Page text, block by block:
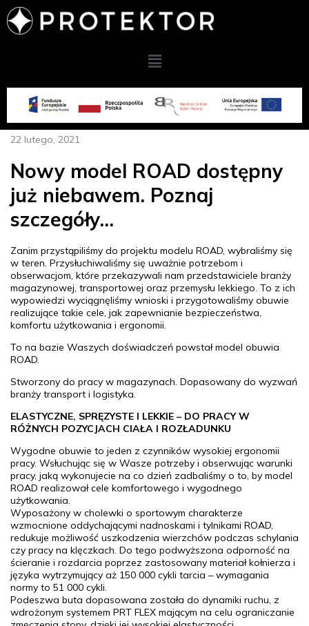
22 lutego, 2021
Nowy model ROAD dostępny
już niebawem. Poznaj
szczegóły…
Zanim przystąpiliśmy do projektu modelu ROAD, wybraliśmy się
w teren. Przysłuchiwaliśmy się uważnie potrzebom i
obserwacjom, które przekazywali nam przedstawiciele branży
magazynowej, transportowej oraz przemysłu lekkiego. To z ich
wypowiedzi wyciągnęliśmy wnioski i przygotowaliśmy obuwie
realizujące takie cele, jak zapewnianie bezpieczeństwa,
komfortu użytkowania i ergonomii.
To na bazie Waszych doświadczeń powstał model obuwia
ROAD.
Stworzony do pracy w magazynach. Dopasowany do wyzwań
branży transport i logistyka.
ELASTYCZNE, SPRĘZYSTE I LEKKIE – DO PRACY W
RÓŻNYCH POZYCJACH CIAŁA I ROZŁADUNKU
Wygodne obuwie to jeden z czynników wysokiej ergonomii
pracy. Wsłuchując się w Wasze potrzeby i obserwując warunki
pracy, jaką wykonujecie na co dzień zadbaliśmy o to, by model
ROAD realizował cele komfortowego i wygodnego
użytkowania.
Wyposażony w cholewki o sportowym charakterze
wzmocnione oddychającymi nadnoskami i tylnikami ROAD,
redukuje możliwość uszkodzenia wierzchów podczas schylania
czy pracy na klęczkach. Do tego podwyższona odporność na
ścieranie i rozdarcia poprzez zastosowany materiał kołnierza i
języka wytrzymujący aż 150 000 cykli tarcia – wymagania
normy to 51 000 cykli.
Podeszwa buta dopasowana została do dynamiki ruchu, z
wdrożonym systemem PRT FLEX mającym na celu ograniczanie